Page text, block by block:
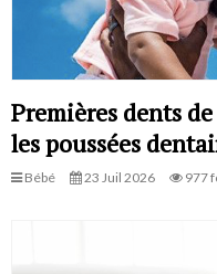
Premières dents
les poussées
Bébé 23 Juil 2026 977